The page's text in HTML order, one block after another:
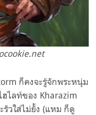
ก็คงจะรู้จักพระหนุ่ม
ฮไลท์ของ Kharazim
วใส่ไม่ยั้ง (แหม ก็ดู